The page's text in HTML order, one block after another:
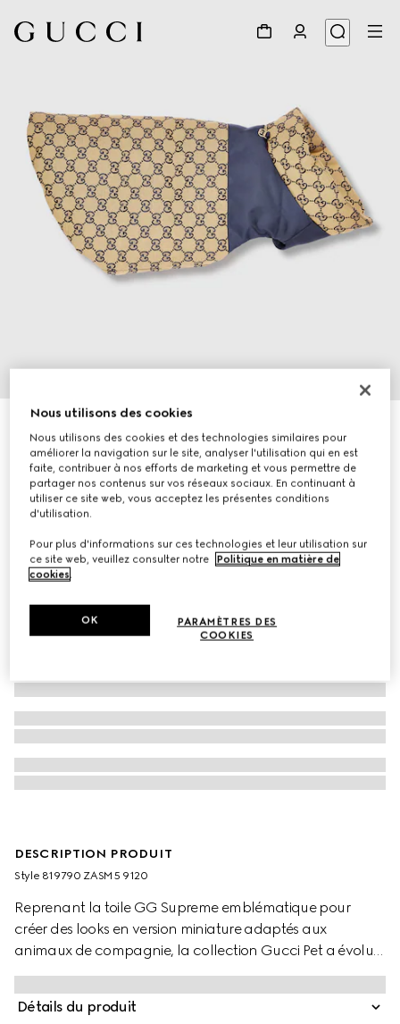
€ 650
DESCRIPTION PRODUIT
Style ‎819790 ZASM5 9120
Reprenant la toile GG Supreme emblématique pour
créer des looks en version miniature adaptés aux
animaux de compagnie, la collection Gucci Pet a évolué
afin d’inclure un lit transportable et des manteaux
réversibles pour animaux. Cette version est déclinée en
beige et bleu avec une breloque détail GG enlacés et des
Détails du produit
Nous utilisons des cookies
Nous utilisons des cookies et des technologies similaires pour
améliorer la navigation sur le site, analyser l'utilisation qui en est
faite, contribuer à nos efforts de marketing et vous permettre de
partager nos contenus sur vos réseaux sociaux. En continuant à
utiliser ce site web, vous acceptez les présentes conditions
d'utilisation.
Pour plus d'informations sur ces technologies et leur utilisation sur
ce site web, veuillez consulter notre
Politique en matière de
cookies.
PARAMÈTRES DES
COOKIES
OK